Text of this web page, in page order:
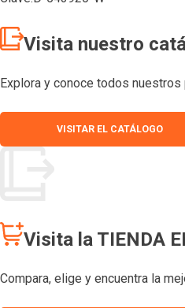
Visita nuestro
Explora y conoce todos nuestros
VISITAR EL CATÁLOGO
Visita la TIENDA
Compara, elige y encuentra la